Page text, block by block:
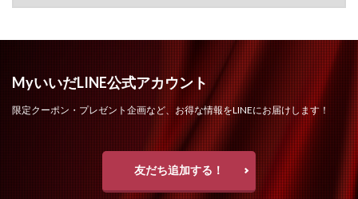
MyいいだLINE公式アカウント
限定クーポン・プレゼント企画など、お得な情報をLINEにお届けします！
友だち追加する！